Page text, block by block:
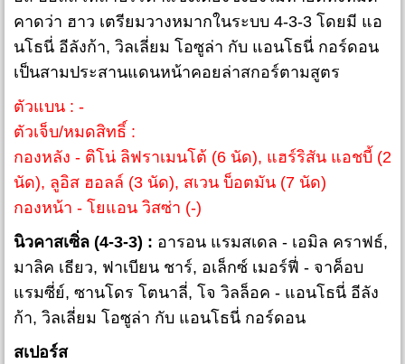
คาดว่า ฮาว เตรียมวางหมากในระบบ 4-3-3 โดยมี แอ
นโธนี่ อีลังก้า, วิลเลี่ยม โอซูล่า กับ แอนโธนี่ กอร์ดอน
เป็นสามประสานแดนหน้าคอยล่าสกอร์ตามสูตร
ตัวแบน : -
ตัวเจ็บ/หมดสิทธิ์ :
กองหลัง - ติโน่ ลิฟราเมนโต้ (6 นัด), แฮร์ริสัน แอชบี้ (2
นัด), ลูอิส ฮอลล์ (3 นัด), สเวน บ็อตมัน (7 นัด)
กองหน้า - โยแอน วิสซ่า (-)
นิวคาสเซิ่ล (4-3-3) : อารอน แรมสเดล - เอมิล คราฟธ์,
มาลิค เธียว, ฟาเบียน ชาร์, อเล็กซ์ เมอร์ฟี่ - จาค็อบ
แรมซี่ย์, ซานโดร โตนาลี่, โจ วิลล็อค - แอนโธนี่ อีลัง
ก้า, วิลเลี่ยม โอซูล่า กับ แอนโธนี่ กอร์ดอน
สเปอร์ส